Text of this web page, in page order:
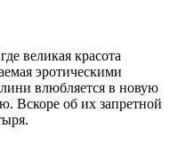
великая красота
эротическими
влюбляется в новую
Вскоре об их запретной